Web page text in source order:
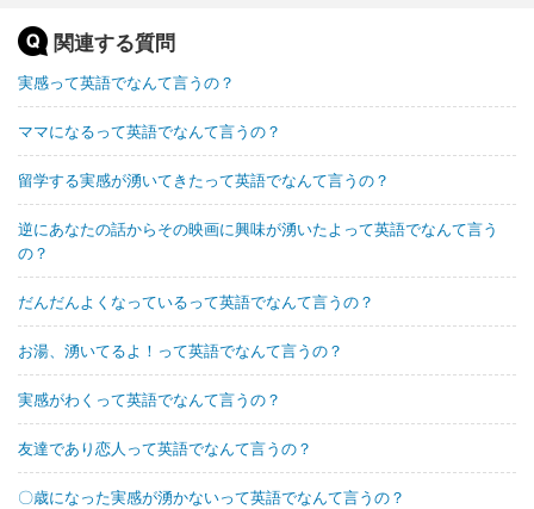
関連する質問
実感って英語でなんて言うの？
ママになるって英語でなんて言うの？
留学する実感が湧いてきたって英語でなんて言うの？
逆にあなたの話からその映画に興味が湧いたよって英語でなんて言う
の？
だんだんよくなっているって英語でなんて言うの？
お湯、湧いてるよ！って英語でなんて言うの？
実感がわくって英語でなんて言うの？
友達であり恋人って英語でなんて言うの？
〇歳になった実感が湧かないって英語でなんて言うの？